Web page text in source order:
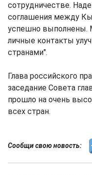
сотрудничестве.
соглашения между
успешно выполнены.
личные контакты
странами".
Глава российского
заседание Совета
прошло на очень
всех стран.
Сообщи свою новость: